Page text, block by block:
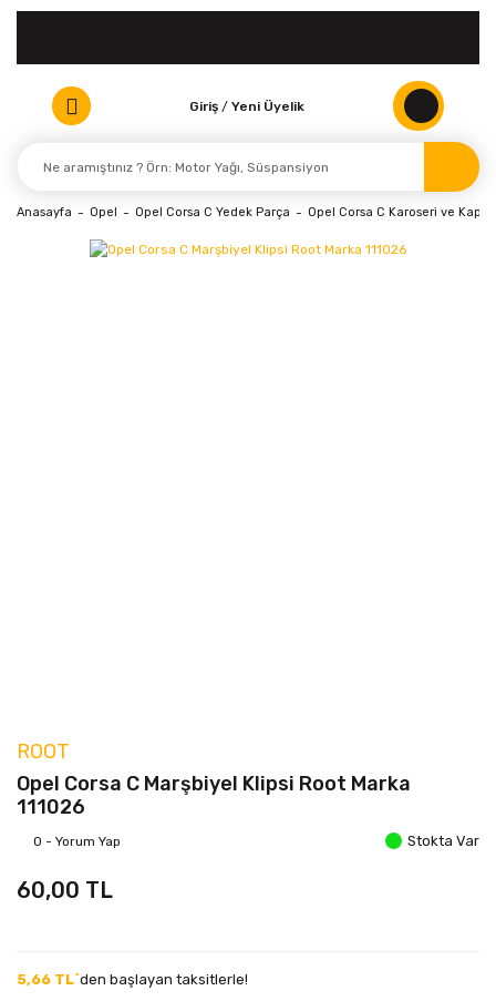
Giriş / Yeni Üyelik
Anasayfa Opel Opel Corsa C Yedek Parça Opel Corsa C Karoseri ve
ROOT
Opel Corsa C Marşbiyel Klipsi Root Marka
111026
0 - Yorum Yap Stokta Var
60,00 TL
5,66 TL`den başlayan taksitlerle!